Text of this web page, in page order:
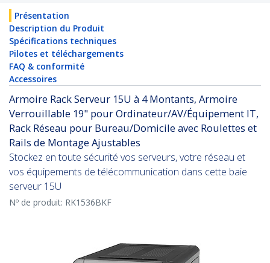
Présentation
Description du Produit
Spécifications techniques
Pilotes et téléchargements
FAQ & conformité
Accessoires
Armoire Rack Serveur 15U à 4 Montants, Armoire
Verrouillable 19" pour Ordinateur/AV/Équipement IT,
Rack Réseau pour Bureau/Domicile avec Roulettes et
Rails de Montage Ajustables
Stockez en toute sécurité vos serveurs, votre réseau et
vos équipements de télécommunication dans cette baie
serveur 15U
Nº de produit: RK1536BKF